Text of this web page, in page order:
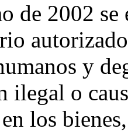
de 2002 se
y
ilegal o
los